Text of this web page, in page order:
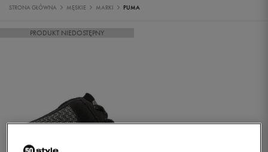
STRONA GŁÓWNA MĘSKIE MARKI PUMA
PRODUKT NIEDOSTĘPNY